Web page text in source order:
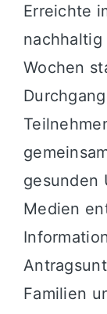
Erreichte
Wochen
gesunden
Medien
Familien